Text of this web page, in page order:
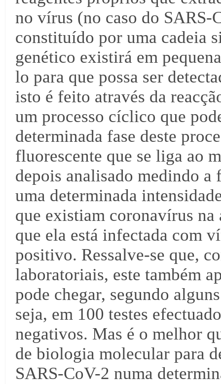
no vírus (no caso do SARS-
constituído por uma cadeia
genético existirá em
lo para que possa ser
isto é feito através da
um processo cíclico que
determinada fase deste
fluorescente que se liga ao
depois analisado medindo a
uma determinada
que existiam coronavírus na
que ela está infectada com
positivo. Ressalve-se que,
laboratoriais, este também
pode chegar, segundo
seja, em 100 testes
negativos. Mas é o melhor
de biologia molecular para
SARS-CoV-2 numa